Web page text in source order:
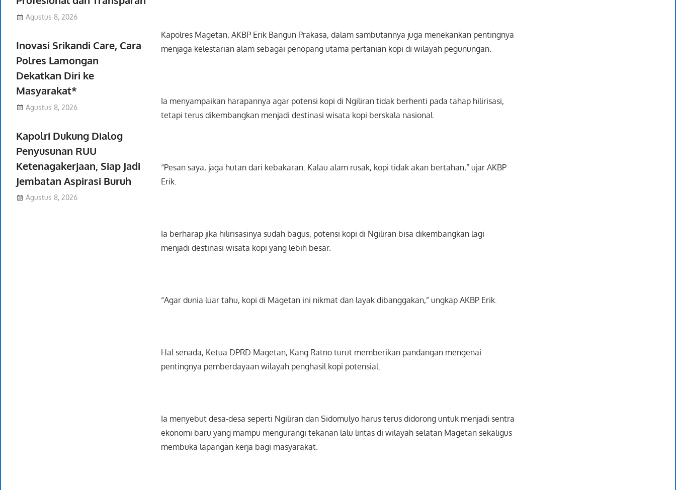
Kapolres Magetan, AKBP Erik Bangun Prakasa, dalam sambutannya juga menekankan pentingnya
menjaga kelestarian alam sebagai penopang utama pertanian kopi di wilayah pegunungan.
Ia menyampaikan harapannya agar potensi kopi di Ngiliran tidak berhenti pada tahap hilirisasi,
tetapi terus dikembangkan menjadi destinasi wisata kopi berskala nasional.
“Pesan saya, jaga hutan dari kebakaran. Kalau alam rusak, kopi tidak akan bertahan,” ujar AKBP
Erik.
Ia berharap jika hilirisasinya sudah bagus, potensi kopi di Ngiliran bisa dikembangkan lagi
menjadi destinasi wisata kopi yang lebih besar.
“Agar dunia luar tahu, kopi di Magetan ini nikmat dan layak dibanggakan,” ungkap AKBP Erik.
Hal senada, Ketua DPRD Magetan, Kang Ratno turut memberikan pandangan mengenai
pentingnya pemberdayaan wilayah penghasil kopi potensial.
Ia menyebut desa-desa seperti Ngiliran dan Sidomulyo harus terus didorong untuk menjadi sentra
ekonomi baru yang mampu mengurangi tekanan lalu lintas di wilayah selatan Magetan sekaligus
membuka lapangan kerja bagi masyarakat.
Agustus 8, 2026
Inovasi Srikandi Care, Cara
Polres Lamongan
Dekatkan Diri ke
Masyarakat*
Agustus 8, 2026
Kapolri Dukung Dialog
Penyusunan RUU
Ketenagakerjaan, Siap Jadi
Jembatan Aspirasi Buruh
Agustus 8, 2026